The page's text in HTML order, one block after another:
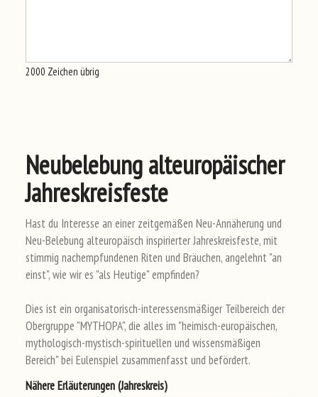
2000 Zeichen übrig
Neubelebung alteuropäischer
Jahreskreisfeste
Hast du Interesse an einer zeitgemäßen Neu-Annäherung und
Neu-Belebung alteuropäisch inspirierter Jahreskreisfeste, mit
stimmig nachempfundenen Riten und Bräuchen, angelehnt "an
einst", wie wir es "als Heutige" empfinden?
Dies ist ein organisatorisch-interessensmäßiger Teilbereich der
Obergruppe "MYTHOPA", die alles im "heimisch-europäischen,
mythologisch-mystisch-spirituellen und wissensmäßigen
Bereich" bei Eulenspiel zusammenfasst und befördert.
NähereErläuterungen (Jahreskreis)